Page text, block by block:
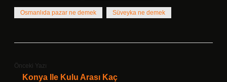
Osmanlıda pazar ne demek Süveyka ne demek
Önceki Yazı
Konya Ile Kulu Arası Kaç